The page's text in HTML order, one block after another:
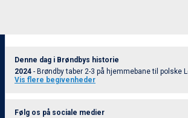
Denne dag i Brøndbys historie
2024 - Brøndby taber 2-3 på hjemmebane til
Vis flere begivenheder
Følg os på sociale medier